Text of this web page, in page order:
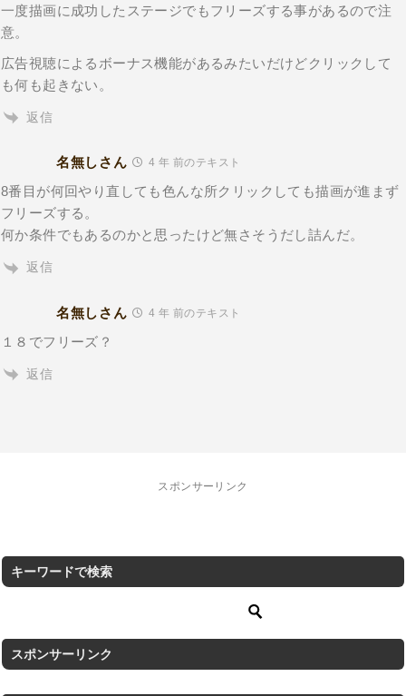
一度描画に成功したステージでもフリーズする事があるので注
意。
広告視聴によるボーナス機能があるみたいだけどクリックして
も何も起きない。
返信
名無しさん 4 年 前のテキスト
8番目が何回やり直しても色んな所クリックしても描画が進まず
フリーズする。
何か条件でもあるのかと思ったけど無さそうだし詰んだ。
返信
名無しさん 4 年 前のテキスト
１８でフリーズ？
返信
スポンサーリンク
キーワードで検索
スポンサーリンク